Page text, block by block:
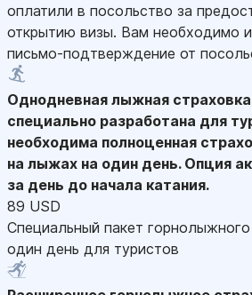
оплатили в посольство за
открытию визы. Вам необходимо
письмо-подтверждение от
Однодневная лыжная страховка
специально разработана для
необходима полноценная
на лыжах на один день. Опция
за день до начала катания.
89 USD
Специальный пакет
один день для туристов